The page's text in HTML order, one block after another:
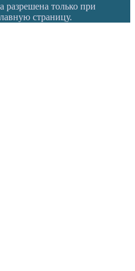
разрешена только при
страницу.